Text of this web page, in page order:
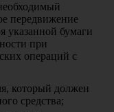
передвижение
указанной бумаги
при
операций с
который должен
средства;